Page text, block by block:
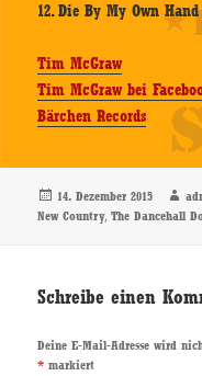
12. Die By My Own Hand
Tim McGraw
Tim McGraw bei
Bärchen Records
Veröffentlicht
am
14. Dezember 2015
New Country,The Dancehall
Schreibe einen
Deine E-Mail-Adresse wird
* markiert